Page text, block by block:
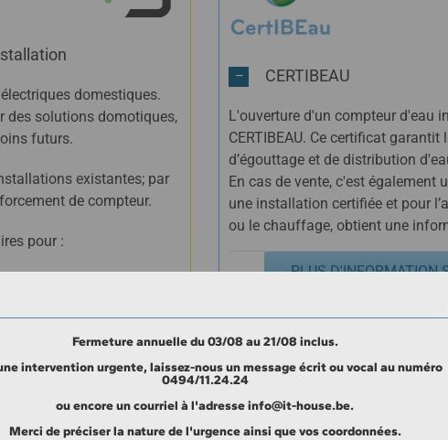
domestiques.
des solutions domotiques,
futurs.
existantes; par
de compteur.
pour :
CERTIBEAU
L'ouverture d'un compteur d'eau
CERTIBEAU. Ce certificat
d’égouttage et de distribution
En cas de vente, c'est également
une installation certifiée et pour
ou le chauffage, obtient une
PLUS D'INFORMATION
Fermeture annuelle du 03/08 au 21/08 inclus.
interventionurgente, laissez-nous un message écrit ou vocal au numéro
0494/11.24.24
ou encore un courriel à l'adresse info@it-house.be.
Merci de préciser la nature de l'urgence ainsi que vos coordonnées.